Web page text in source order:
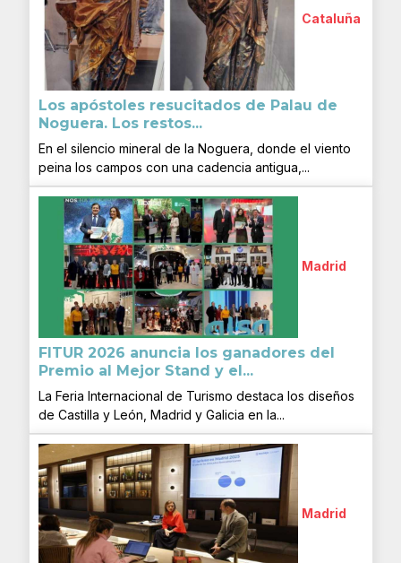
Cataluña
Los apóstoles resucitados de Palau de
Noguera. Los restos...
En el silencio mineral de la Noguera, donde el viento
peina los campos con una cadencia antigua,...
Madrid
FITUR 2026 anuncia los ganadores del
Premio al Mejor Stand y el...
La Feria Internacional de Turismo destaca los diseños
de Castilla y León, Madrid y Galicia en la...
Madrid